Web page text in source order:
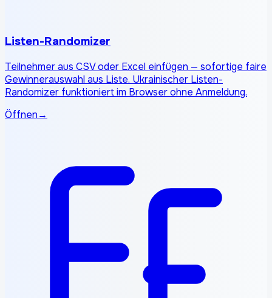
Listen-Randomizer
Teilnehmer aus CSV oder Excel einfügen — sofortige faire
Gewinnerauswahl aus Liste. Ukrainischer Listen-
Randomizer funktioniert im Browser ohne Anmeldung.
Öffnen→